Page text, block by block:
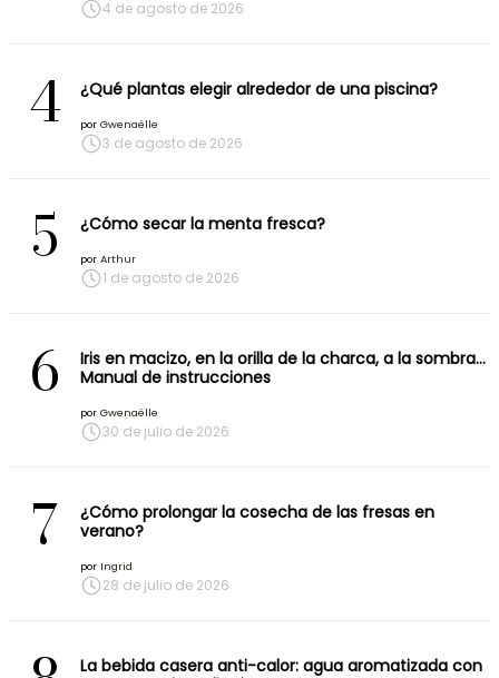
4 de agosto de 2026
4 ¿Qué plantas elegir alrededor de una piscina?
por Gwenaëlle
3 de agosto de 2026
5 ¿Cómo secar la menta fresca?
por Arthur
1 de agosto de 2026
6
Iris en macizo, en la orilla de la charca, a la sombra…
Manual de instrucciones
por Gwenaëlle
30 de julio de 2026
7
¿Cómo prolongar la cosecha de las fresas en
verano?
por Ingrid
28 de julio de 2026
La bebida casera anti-calor: agua aromatizada con